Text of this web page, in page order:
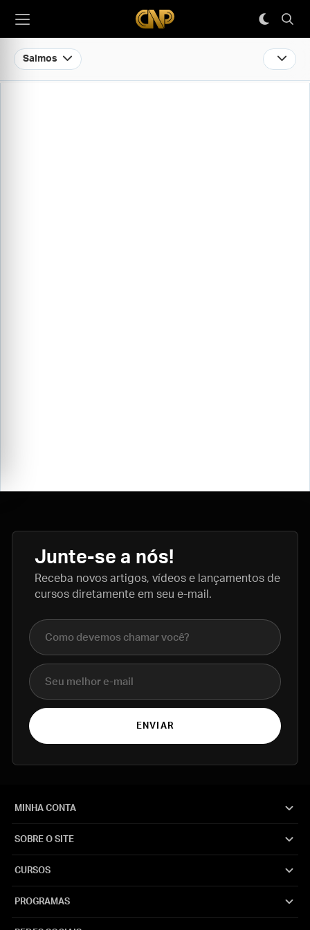
Salmos
Junte-se a nós!
Receba novos artigos, vídeos e lançamentos de
cursos diretamente em seu e-mail.
Nome completo
E-mail
ENVIAR
MINHA CONTA
SOBRE O SITE
CURSOS
PROGRAMAS